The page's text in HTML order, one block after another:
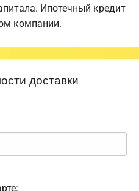
Ипотечный кредит
компании.
доставки